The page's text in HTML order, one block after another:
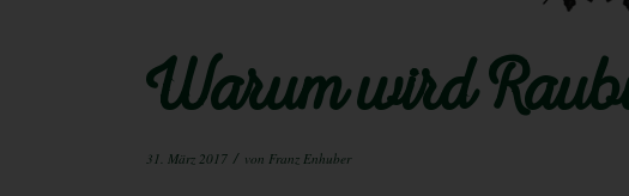
Warum wird
31. März 2017 / von Franz Enhuber